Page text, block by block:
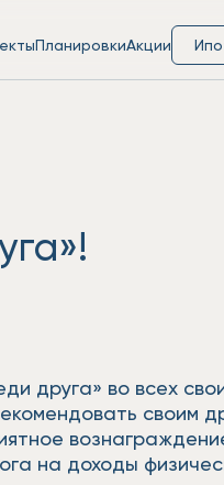
ПланировкиАкции
друга» во всех
своим
на доходы